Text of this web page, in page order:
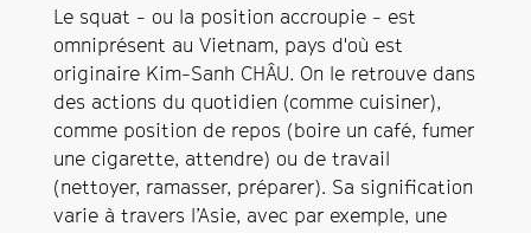
Le squat - ou la position accroupie - est
omniprésent au Vietnam, pays d'où est
originaire Kim-Sanh CHÂU. On le retrouve dans
des actions du quotidien (comme cuisiner),
comme position de repos (boire un café, fumer
une cigarette, attendre) ou de travail
(nettoyer, ramasser, préparer). Sa signification
varie à travers l’Asie, avec par exemple, une